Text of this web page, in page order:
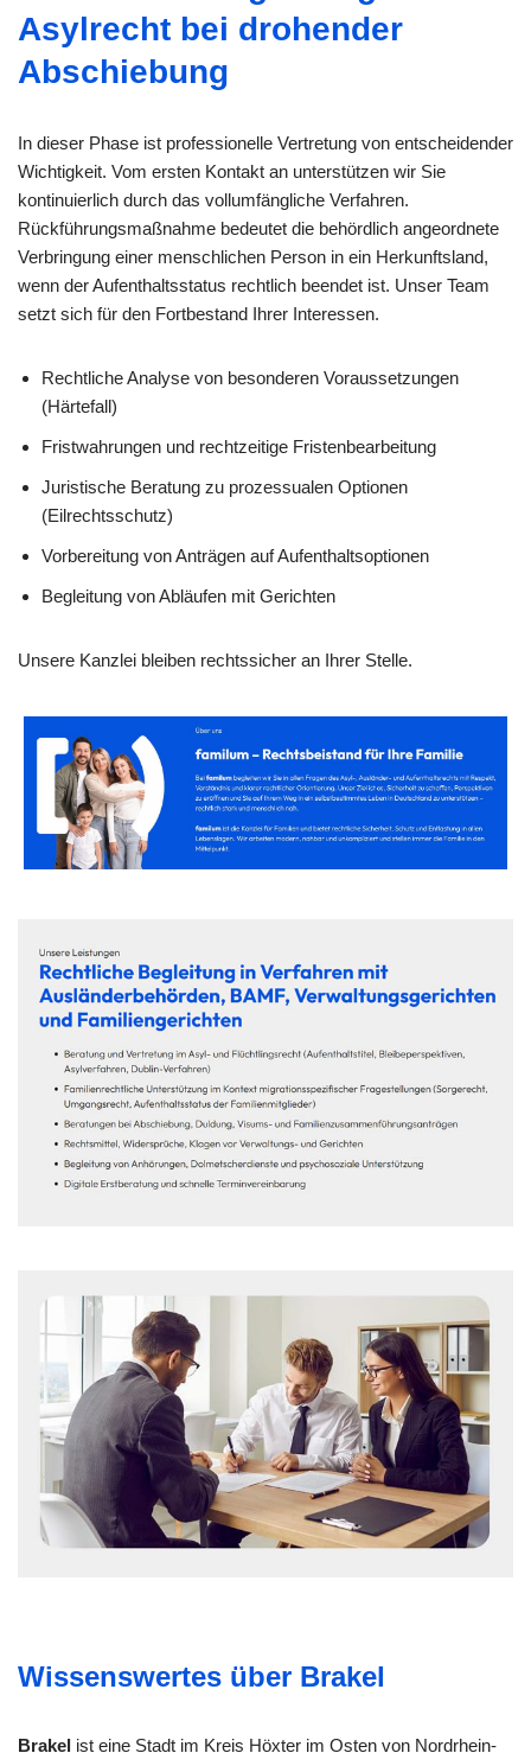
Asylrecht bei drohender
Abschiebung
In dieser Phase ist professionelle Vertretung von entscheidender
Wichtigkeit. Vom ersten Kontakt an unterstützen wir Sie
kontinuierlich durch das vollumfängliche Verfahren.
Rückführungsmaßnahme bedeutet die behördlich angeordnete
Verbringung einer menschlichen Person in ein Herkunftsland,
wenn der Aufenthaltsstatus rechtlich beendet ist. Unser Team
setzt sich für den Fortbestand Ihrer Interessen.
Rechtliche Analyse von besonderen Voraussetzungen
(Härtefall)
Fristwahrungen und rechtzeitige Fristenbearbeitung
Juristische Beratung zu prozessualen Optionen
(Eilrechtsschutz)
Vorbereitung von Anträgen auf Aufenthaltsoptionen
Begleitung von Abläufen mit Gerichten
Unsere Kanzlei bleiben rechtssicher an Ihrer Stelle.
Wissenswertes über Brakel
Brakel ist eine Stadt im Kreis Höxter im Osten von Nordrhein-